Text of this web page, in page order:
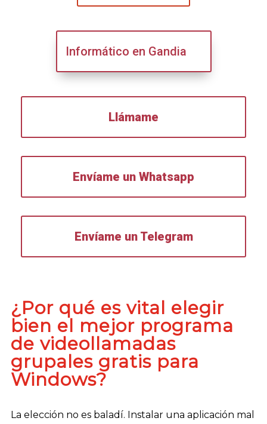
Informático en Gandia
Llámame
Envíame un Whatsapp
Envíame un Telegram
¿Por qué es vital elegir
bien el mejor programa
de videollamadas
grupales gratis para
Windows?
La elección no es baladí. Instalar una aplicación mal